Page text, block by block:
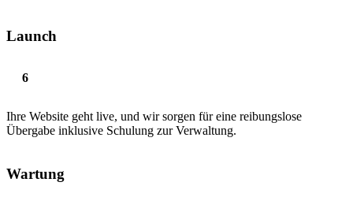
Launch
Ihre Website geht live, und wir sorgen für eine reibungslose
Übergabe inklusive Schulung zur Verwaltung.
Wartung